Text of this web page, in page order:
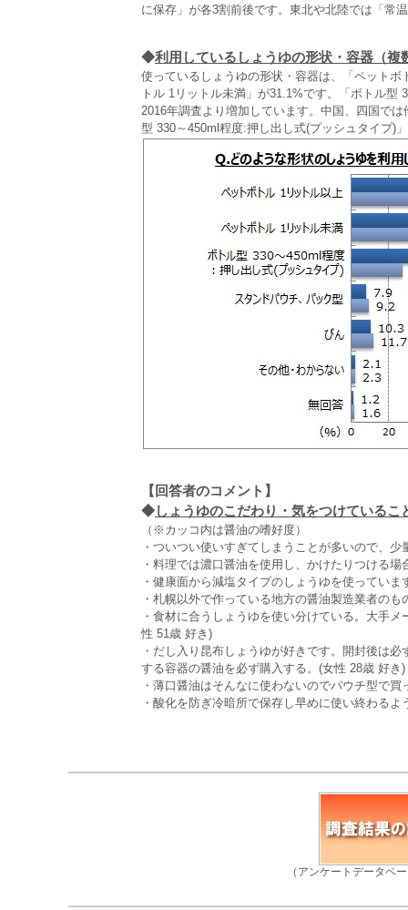
に保存」が各3割前後です。東北や北陸では「常
◆利用しているしょうゆの形状・容器（複
使っているしょうゆの形状・容器は、「ペット
トル 1リットル未満」が31.1%です。「ボトル
2016年調査より増加しています。中国、四国で
型 330～450ml程度:押し出し式(プッシュタイプ)
【回答者のコメント】
◆しょうゆのこだわり・気をつけているこ
（※カッコ内は醤油の嗜好度）
・ついつい使いすぎてしまうことが多いので、
・料理では濃口醤油を使用し、かけたりつける
・健康面から減塩タイプのしょうゆを使っていま
・札幌以外で作っている地方の醤油製造業者のも
・食材に合うしょうゆを使い分けている。大手
性 51歳 好き)
・だし入り昆布しょうゆが好きです。開封後は
する容器の醤油を必ず購入する。(女性 28歳 好き)
・薄口醤油はそんなに使わないのでパウチ型で
・酸化を防ぎ冷暗所で保存し早めに使い終わる
（アンケートデータベ